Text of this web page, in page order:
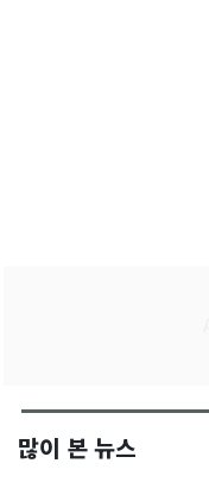
많이 본 뉴스